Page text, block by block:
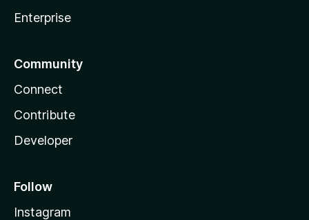
Enterprise
Community
Connect
Contribute
Developer
Follow
Instagram